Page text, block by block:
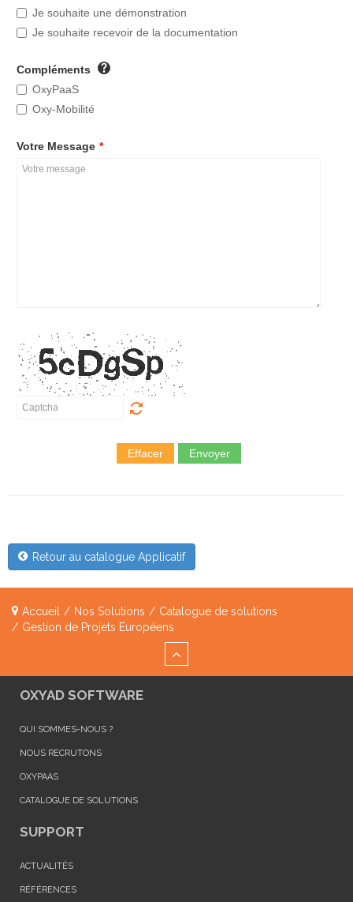
Je souhaite une démonstration
Je souhaite recevoir de la documentation
Compléments
OxyPaaS
Oxy-Mobilité
Votre Message *
Effacer Envoyer
Retour au catalogue Applicatif
Accueil / Nos Solutions / Catalogue de solutions
/ Gestion de Projets Européens
OXYAD SOFTWARE
QUI SOMMES-NOUS ?
NOUS RECRUTONS
OXYPAAS
CATALOGUE DE SOLUTIONS
SUPPORT
ACTUALITÉS
RÉFÉRENCES